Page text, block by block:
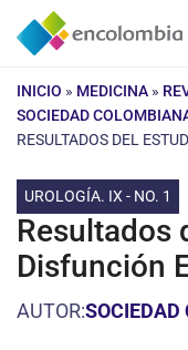
Saltar
INICIO » MEDICINA »
SOCIEDAD
RESULTADOS DEL
UROLOGÍA. IX - NO. 1
Resultados
Disfunción
AUTOR:SOCIEDAD